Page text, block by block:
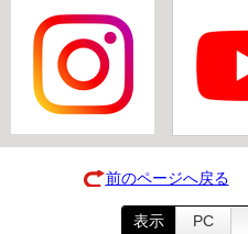
前のページへ戻る
表示 PC